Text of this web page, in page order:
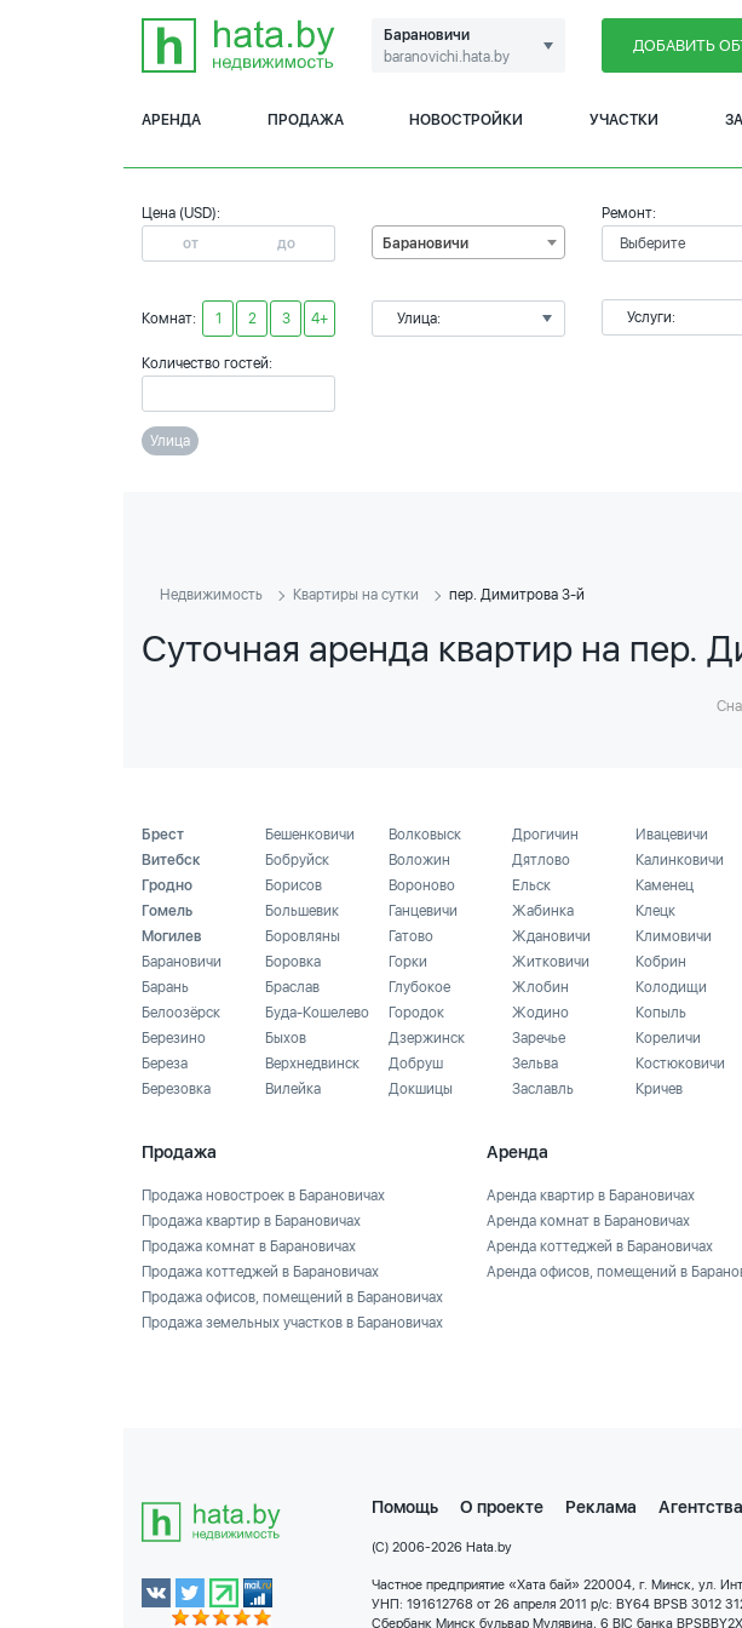
Барановичи
baranovichi.hata.by
ДОБАВИТЬ
АРЕНДА ПРОДАЖА НОВОСТРОЙКИ УЧАСТКИ
Цена (USD):
Комнат: 1 2 3 4+
Количество гостей:
Барановичи
Улица:
Ремонт:
Услуги:
Улица
Недвижимость Квартиры на сутки пер. Димитрова 3-й
Суточная аренда квартир на пер.
Брест
Витебск
Гродно
Гомель
Могилев
Барановичи
Барань
Белоозёрск
Березино
Береза
Березовка
Бешенковичи
Бобруйск
Борисов
Большевик
Боровляны
Боровка
Браслав
Буда-Кошелево
Быхов
Верхнедвинск
Вилейка
Волковыск
Воложин
Вороново
Ганцевичи
Гатово
Горки
Глубокое
Городок
Дзержинск
Добруш
Докшицы
Дрогичин
Дятлово
Ельск
Жабинка
Ждановичи
Житковичи
Жлобин
Жодино
Заречье
Зельва
Заславль
Ивацевичи
Калинковичи
Каменец
Клецк
Климовичи
Кобрин
Колодищи
Копыль
Кореличи
Костюковичи
Кричев
Продажа
Продажа новостроек в Барановичах
Продажа квартир в Барановичах
Продажа комнат в Барановичах
Продажа коттеджей в Барановичах
Продажа офисов, помещений в Барановичах
Продажа земельных участков в Барановичах
Аренда
Аренда квартир в Барановичах
Аренда комнат в Барановичах
Аренда коттеджей в Барановичах
Аренда офисов, помещений в
Помощь О проекте Реклама
(C) 2006-2026 Hata.by
Частное предприятие «Хата бай» 220004, г. Минск, ул.
УНП: 191612768 от 26 апреля 2011 р/с: BY64 BPSB 3012
Сбербанк Минск бульвар Мулявина, 6 BIC банка BPSBBY2X